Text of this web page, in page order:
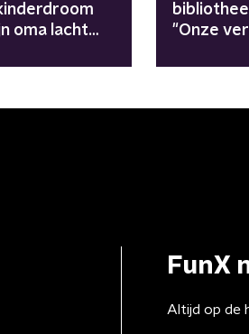
oma lacht
"Onze
FunX
Altijd op de